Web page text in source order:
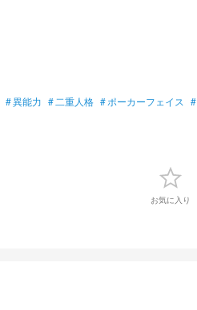
#異能力 #二重人格 #ポーカーフェイス #
お気に入り